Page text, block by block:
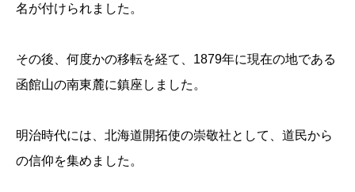
名が付けられました。
その後、何度かの移転を経て、1879年に現在の地である
函館山の南東麓に鎮座しました。
明治時代には、北海道開拓使の崇敬社として、道民から
の信仰を集めました。